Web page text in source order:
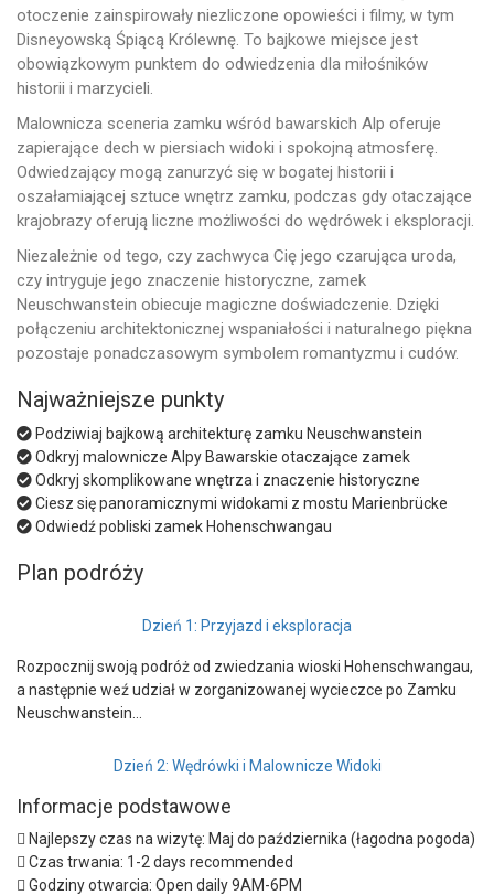
otoczenie zainspirowały niezliczone opowieści i filmy, w tym
Disneyowską Śpiącą Królewnę. To bajkowe miejsce jest
obowiązkowym punktem do odwiedzenia dla miłośników
historii i marzycieli.
Malownicza sceneria zamku wśród bawarskich Alp oferuje
zapierające dech w piersiach widoki i spokojną atmosferę.
Odwiedzający mogą zanurzyć się w bogatej historii i
oszałamiającej sztuce wnętrz zamku, podczas gdy otaczające
krajobrazy oferują liczne możliwości do wędrówek i eksploracji.
Niezależnie od tego, czy zachwyca Cię jego czarująca uroda,
czy intryguje jego znaczenie historyczne, zamek
Neuschwanstein obiecuje magiczne doświadczenie. Dzięki
połączeniu architektonicznej wspaniałości i naturalnego piękna
pozostaje ponadczasowym symbolem romantyzmu i cudów.
Najważniejsze punkty
Podziwiaj bajkową architekturę zamku Neuschwanstein
Odkryj malownicze Alpy Bawarskie otaczające zamek
Odkryj skomplikowane wnętrza i znaczenie historyczne
Ciesz się panoramicznymi widokami z mostu Marienbrücke
Odwiedź pobliski zamek Hohenschwangau
Plan podróży
Dzień 1: Przyjazd i eksploracja
Rozpocznij swoją podróż od zwiedzania wioski Hohenschwangau,
a następnie weź udział w zorganizowanej wycieczce po Zamku
Neuschwanstein…
Dzień 2: Wędrówki i Malownicze Widoki
Informacje podstawowe
Najlepszy czas na wizytę: Maj do października (łagodna pogoda)
Czas trwania: 1-2 days recommended
Godziny otwarcia: Open daily 9AM-6PM